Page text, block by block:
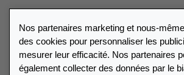
Portail des
Répertoire des
Nos partenaires marketing et nous-
des cookies pour personnaliser les
mesurer leur efficacité. Nos partenaires
également collecter des données par le